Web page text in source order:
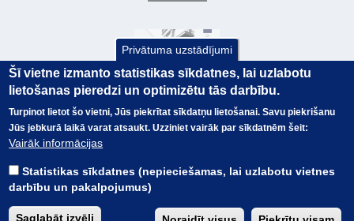
© Valsts kase 2017
Visas tiesības
EK GRĀMATVEDĪBAS KURSS
TERMINI
BUJ
Privātuma uzstādījumi
Šī vietne izmanto statistikas sīkdatnes, lai uzlabotu
lietošanas pieredzi un optimizētu tās darbību.
Turpinot lietot šo vietni, Jūs piekrītat sīkdatņu lietošanai. Savu piekrišanu
Jūs jebkurā laikā varat atsaukt. Uzziniet vairāk par sīkdatnēm šeit:
Vairāk informācijas
Statistikas sīkdatnes (nepieciešamas, lai uzlabotu vietnes
darbību un pakalpojumus)
Saglabāt izvēli